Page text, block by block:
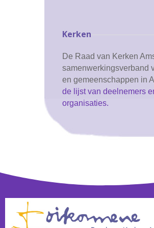
Kerken
De Raad van Kerken
samenwerkingsverband
en gemeenschappen in
de lijst van deelnemers
organisaties.